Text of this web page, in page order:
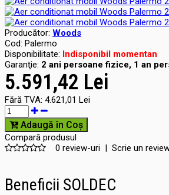
Producător: Woods
Cod: Palermo
Disponibilitate: Indisponibil momentan
Garanţie: 2 ani persoane fizice, 1 an
5.591,42 Lei
Fără TVA: 4.621,01 Lei
Adaugă în Coş
Compară produsul
0 review-uri | Scrie un
Beneficii SOLDEC